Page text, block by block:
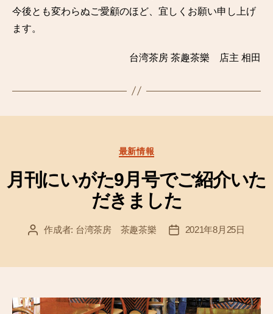
今後とも変わらぬご愛顧のほど、宜しくお願い申し上げ
ます。
台湾茶房 茶趣茶樂 店主 相田
カ
テ
ゴ
リ
ー
最新情報
月刊にいがた9月号でご紹介いた
だきました
投 作成者: 台湾茶房 茶趣茶樂
投
2021年8月25日